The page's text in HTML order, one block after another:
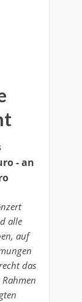
- an
alle
auf
das